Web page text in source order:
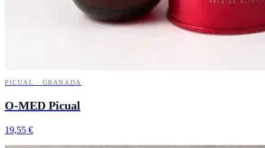
PICUAL · GRANADA
O-MED Picual
19,55 €